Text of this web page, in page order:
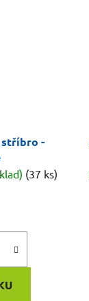
stříbro -
(37 ks)